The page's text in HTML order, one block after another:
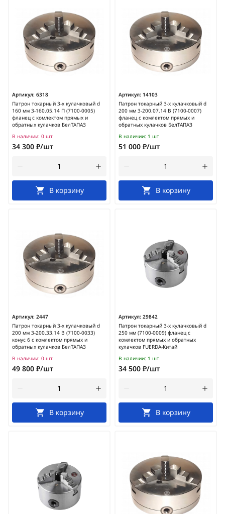
Артикул: 6318
Патрон токарный 3-х кулачковый d
160 мм 3-160.05.14 П (7100-0005)
фланец с комлектом прямых и
обратных кулачков БелТАПАЗ
В наличии: 0 шт
34 300 ₽/шт
В корзину
Артикул: 14103
Патрон токарный 3-х кулачковый d
200 мм 3-200.07.14 В (7100-0007)
фланец с комлектом прямых и
обратных кулачков БелТАПАЗ
В наличии: 1 шт
51 000 ₽/шт
В корзину
Артикул: 2447
Патрон токарный 3-х кулачковый d
200 мм 3-200.33.14 В (7100-0033)
конус 6 с комлектом прямых и
обратных кулачков БелТАПАЗ
В наличии: 0 шт
49 800 ₽/шт
В корзину
Артикул: 29842
Патрон токарный 3-х кулачковый d
250 мм (7100-0009) фланец с
комлектом прямых и обратных
кулачков FUERDA-Китай
В наличии: 1 шт
34 500 ₽/шт
В корзину